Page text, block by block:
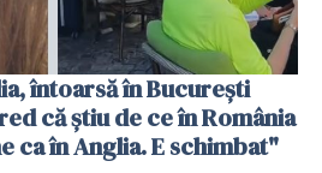
întoarsă în București
că știu de ce în România
ca în Anglia. E schimbat"